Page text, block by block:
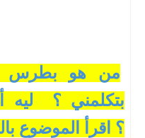
من هو بطرس
بتكلمني ؟ ليه
؟ اقرأ الموضوع